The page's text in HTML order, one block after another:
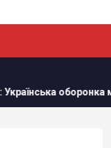
може збільшити